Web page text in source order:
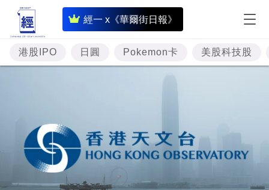
經一 x《華爾街日報》
即
時
財
經
資
樓
市
港股IPO 日圓 Pokemon卡 美股科技股